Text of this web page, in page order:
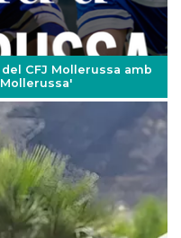
CFJ Mollerussa amb